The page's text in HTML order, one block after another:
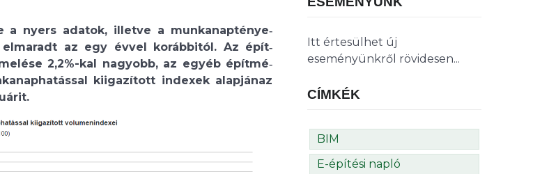
nyers adatok, illetve a munkanapténye‐
az egy évvel korábbitól. Az épít‐
2,2%-kal nagyobb, az egyéb építmé‐
kiigazított indexek alapjánaz
Itt értesülhet új
eseményünkről rövidesen...
CÍMKÉK
BIM
E-építési napló